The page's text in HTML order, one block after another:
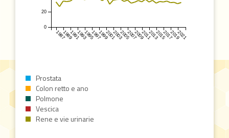
198719891991199319951997199920012003200520072009201120132015201720192021
0
20
Prostata
Colon retto e ano
Polmone
Vescica
Rene e vie urinarie